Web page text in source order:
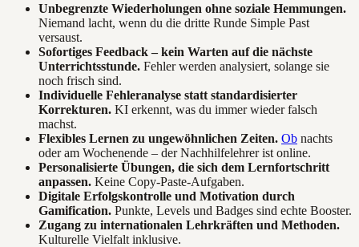
Unbegrenzte Wiederholungen ohne soziale Hemmungen.
Niemand lacht, wenn du die dritte Runde Simple Past
versaust.
Sofortiges Feedback – kein Warten auf die nächste
Unterrichtsstunde. Fehler werden analysiert, solange sie
noch frisch sind.
Individuelle Fehleranalyse statt standardisierter
Korrekturen. KI erkennt, was du immer wieder falsch
machst.
Flexibles Lernen zu ungewöhnlichen Zeiten. Ob nachts
oder am Wochenende – der Nachhilfelehrer ist online.
Personalisierte Übungen, die sich dem Lernfortschritt
anpassen. Keine Copy-Paste-Aufgaben.
Digitale Erfolgskontrolle und Motivation durch
Gamification. Punkte, Levels und Badges sind echte Booster.
Zugang zu internationalen Lehrkräften und Methoden.
Kulturelle Vielfalt inklusive.